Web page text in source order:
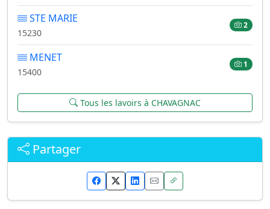
STE MARIE
15230
2
MENET
15400
1
Tous les lavoirs à CHAVAGNAC
Partager